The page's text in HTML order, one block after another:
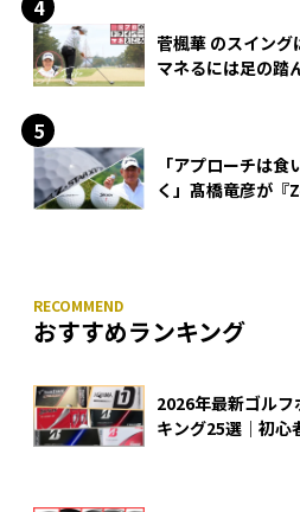
菅楓華 のスイン
マネるには足の踏
「アプローチは
く」髙橋竜彦が『
おすすめランキング
2026年最新ゴル
キング25選｜初心